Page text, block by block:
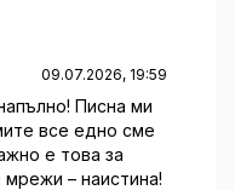
09.07.2026, 19:59
Писна ми
все едно сме
е това за
– наистина!